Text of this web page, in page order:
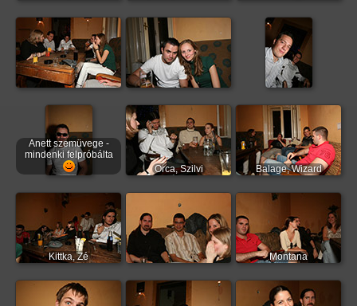
Anett szemüvege -
mindenki felpróbálta
Orca, Szilvi
Balage, Wizard
Kittka, Zé Montana